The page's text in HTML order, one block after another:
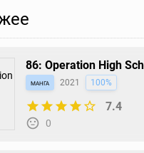
86: Operation High
манга 2021 100%
7.4
0